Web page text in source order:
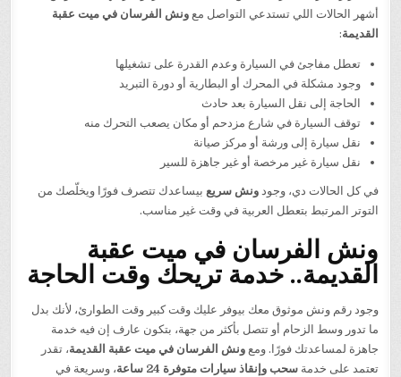
أشهر الحالات اللي تستدعي التواصل معونش الفرسان في ميت عقبة
القديمة:
تعطل مفاجئ في السيارة وعدم القدرة على تشغيلها
وجود مشكلة في المحرك أو البطارية أو دورة التبريد
الحاجة إلى نقل السيارة بعد حادث
توقف السيارة في شارع مزدحم أو مكان يصعب التحرك منه
نقل سيارة إلى ورشة أو مركز صيانة
نقل سيارة غير مرخصة أو غير جاهزة للسير
في كل الحالات دي، وجودونش سريع بيساعدك تتصرف فورًا ويخلّصك من
التوتر المرتبط بتعطل العربية في وقت غير مناسب.
ونش الفرسان في ميت عقبة
القديمة.. خدمة تريحك وقت الحاجة
وجود رقم ونش موثوق معك بيوفر عليك وقت كبير وقت الطوارئ، لأنك بدل
ما تدور وسط الزحام أو تتصل بأكثر من جهة، بتكون عارف إن فيه خدمة
جاهزة لمساعدتك فورًا. ومعونش الفرسان في ميت عقبة القديمة، تقدر
تعتمد على خدمةسحب وإنقاذ سيارات متوفرة 24 ساعة
، وسريعة في